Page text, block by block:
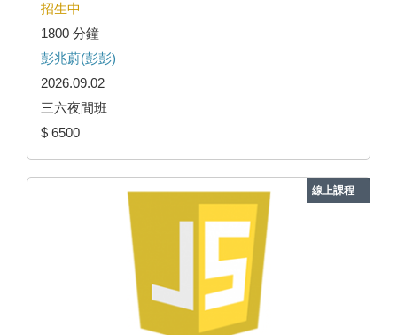
招生中
1800 分鐘
彭兆蔚(彭彭)
2026.09.02
三六夜間班
$ 6500
線上課程